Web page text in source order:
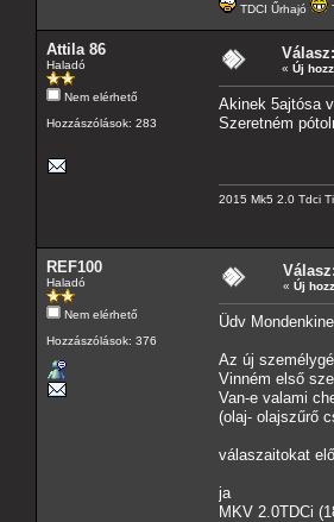
TDCI Űrhajó
Attila 86
Haladó
Nem elérhető
Hozzászólások: 283
« Új
Akinek 5ajtósa
Szeretném
2015 Mk5 2.0 Tdci
REF100
Haladó
Nem elérhető
Hozzászólások: 376
« Új
Üdv
Az új
Vinném első
Van-e valami
(olaj- olajszűrő
válaszaitokat
ja
MKV 2.0TDCi